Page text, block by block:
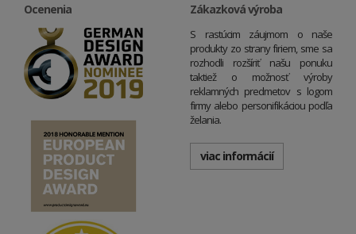
Ocenenia Zákazková výroba
S rastúcim záujmom o naše
produkty zo strany firiem, sme sa
rozhodli rozšíriť našu ponuku
taktiež o možnosť výroby
reklamných predmetov s logom
firmy alebo personifikáciou podľa
želania.
viac informácií